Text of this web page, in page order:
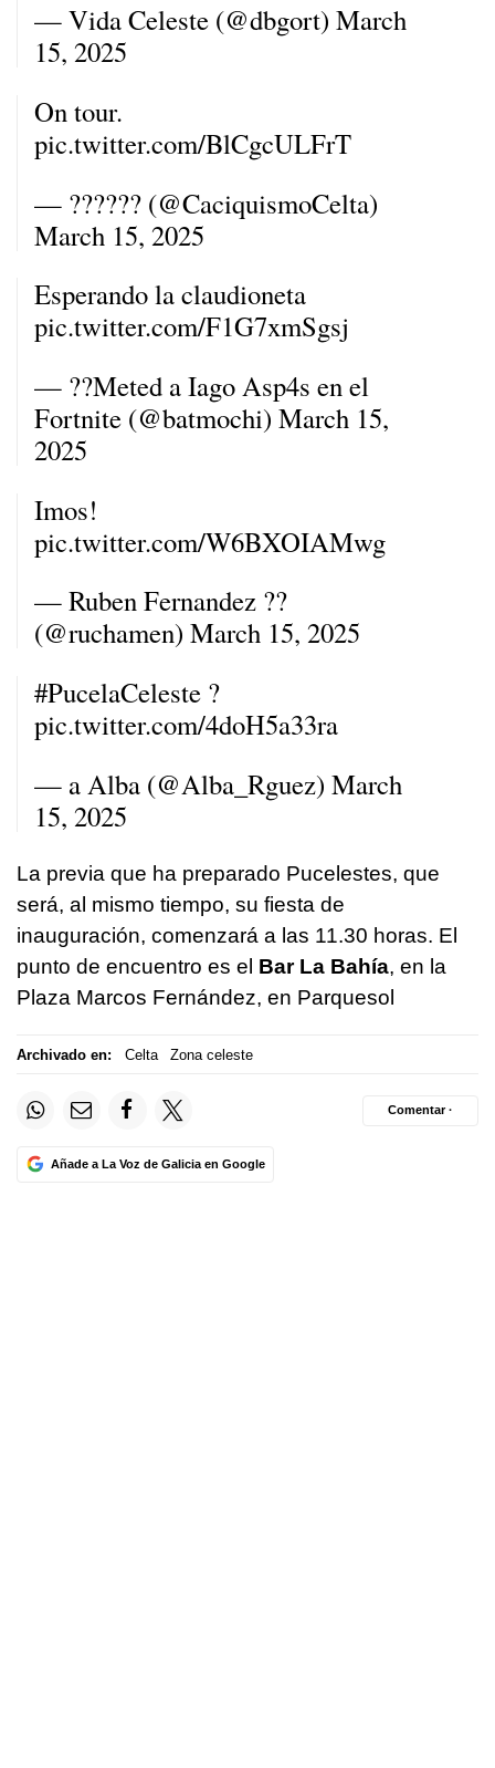
— Vida Celeste (@dbgort) March
15, 2025
On tour.
pic.twitter.com/BlCgcULFrT
— ?????? (@CaciquismoCelta)
March 15, 2025
Esperando la claudioneta
pic.twitter.com/F1G7xmSgsj
— ??Meted a Iago Asp4s en el
Fortnite (@batmochi) March 15,
2025
Imos!
pic.twitter.com/W6BXOIAMwg
— Ruben Fernandez ??
(@ruchamen) March 15, 2025
#PucelaCeleste ?
pic.twitter.com/4doH5a33ra
— a Alba (@Alba_Rguez) March
15, 2025
La previa que ha preparado Pucelestes, que
será, al mismo tiempo, su fiesta de
inauguración, comenzará a las 11.30 horas. El
punto de encuentro es el Bar La Bahía, en la
Plaza Marcos Fernández, en Parquesol
Archivado en: Celta Zona celeste
Añade a La Voz de Galicia en Google
Comentar ·